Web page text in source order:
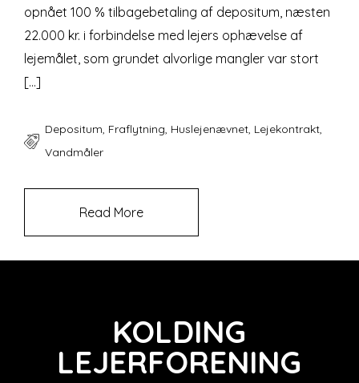
opnået 100 % tilbagebetaling af depositum, næsten
22.000 kr. i forbindelse med lejers ophævelse af
lejemålet, som grundet alvorlige mangler var stort
[…]
Depositum, Fraflytning, Huslejenævnet, Lejekontrakt,
Vandmåler
Read More
KOLDING
LEJERFORENING